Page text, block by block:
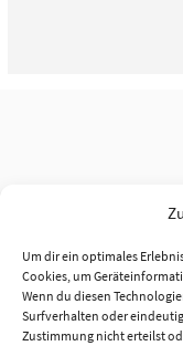
Um dir ein optimales
Cookies, um
Wenn du diesen
Surfverhalten oder
Zustimmung nicht erteilst